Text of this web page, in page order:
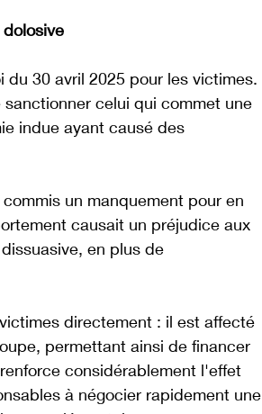
30 avril 2025 pour les victimes.
celui qui commet une
indue ayant causé des
commis un manquement pour en
causait un préjudice aux
en plus de
directement : il est affecté
permettant ainsi de financer
considérablement l'effet
à négocier rapidement une